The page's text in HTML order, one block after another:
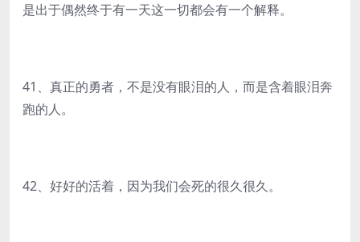
是出于偶然终于有一天这一切都会有一个解释。
41、真正的勇者，不是没有眼泪的人，而是含着眼泪奔
跑的人。
42、好好的活着，因为我们会死的很久很久。